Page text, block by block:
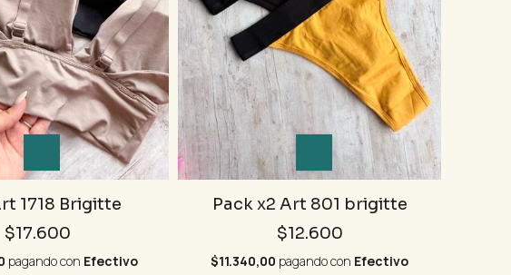
1718 Brigitte
$17.600
pagando con Efectivo
Pack x2 Art 801 brigitte
$12.600
$11.340,00 pagando con Efectivo